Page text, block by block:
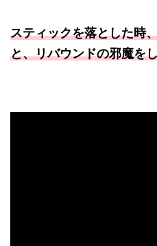
スティックを落とした時
と、リバウンドの邪魔を